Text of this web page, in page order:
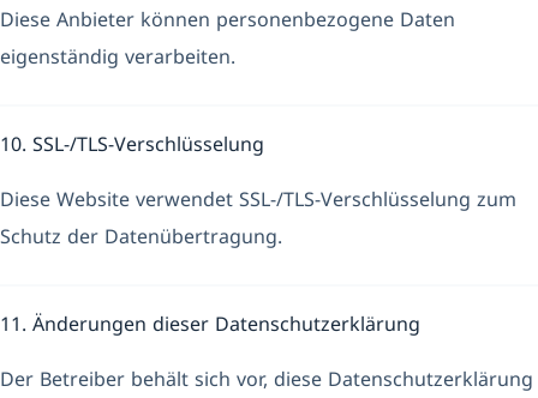
Diese Anbieter können personenbezogene Daten
eigenständig verarbeiten.
10. SSL-/TLS-Verschlüsselung
Diese Website verwendet SSL-/TLS-Verschlüsselung zum
Schutz der Datenübertragung.
11. Änderungen dieser Datenschutzerklärung
Der Betreiber behält sich vor, diese Datenschutzerklärung